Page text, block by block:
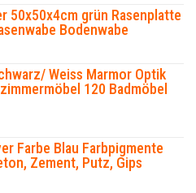
50x50x4cm grün Rasenplatte
Bodenwabe
Weiss Marmor Optik
120 Badmöbel
Farbe Blau Farbpigmente
Zement, Putz, Gips